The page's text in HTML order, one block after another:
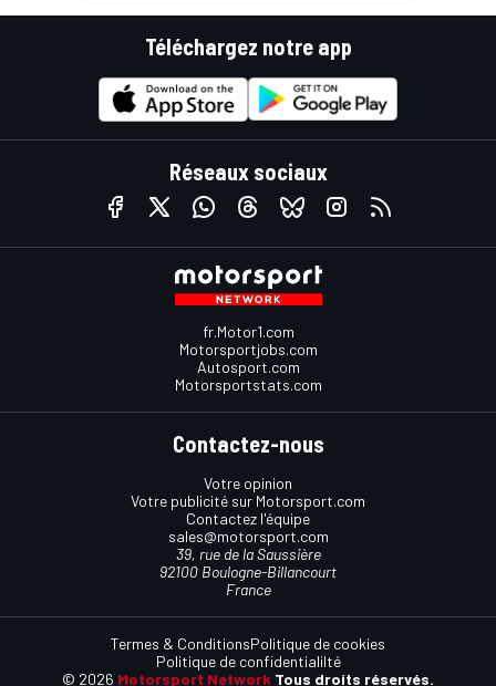
Téléchargez notre app
Réseaux sociaux
fr.Motor1.com
Motorsportjobs.com
Autosport.com
Motorsportstats.com
Contactez-nous
Votre opinion
Votre publicité sur Motorsport.com
Contactez l'équipe
sales@motorsport.com
39, rue de la Saussière
92100 Boulogne-Billancourt
France
© 2026 Motorsport Network Tous droits réservés.
Termes & ConditionsPolitique de cookies
Politique de confidentialilté